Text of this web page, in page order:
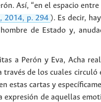
Así, “en el espacio
2014, p. 294 ). Es decir,
de Estado y,
a Perón y Eva, Acha
de los cuales
estas cartas y
expresión de aquellas